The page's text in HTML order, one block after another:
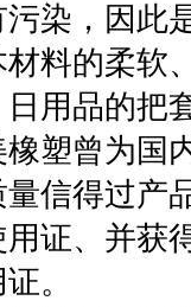
污染，因此
材料的柔软
日用品的把
橡塑曾为国
量信得过产
用证、并获
。